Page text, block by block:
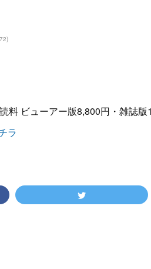
)
料 ビューアー版8,800円・雑誌
ラ